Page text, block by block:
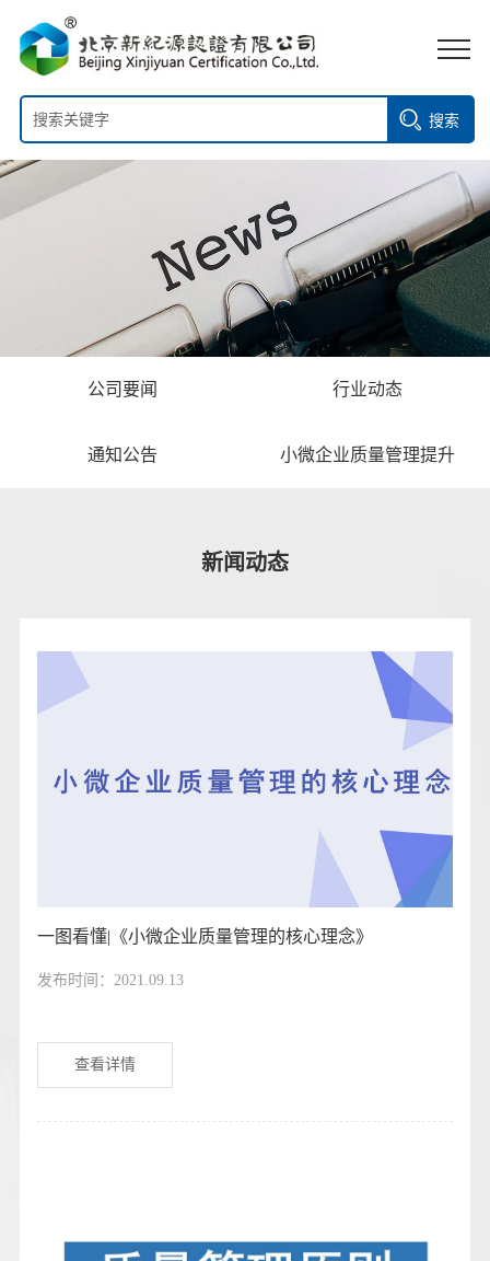
搜索
公司要闻 行业动态
通知公告 小微企业质量管理提升
新闻动态
一图看懂|《小微企业质量管理的核心理念》
发布时间：2021.09.13
查看详情